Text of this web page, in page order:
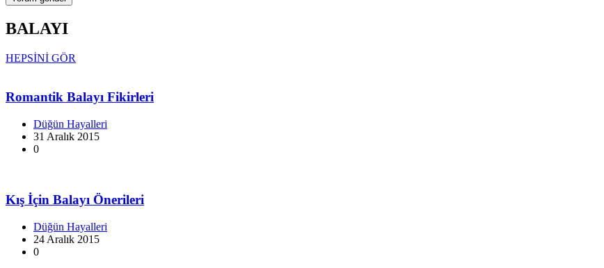
BALAYI
HEPSİNİ GÖR
Romantik Balayı Fikirleri
Düğün Hayalleri
31 Aralık 2015
0
Kış İçin Balayı Önerileri
Düğün Hayalleri
24 Aralık 2015
0